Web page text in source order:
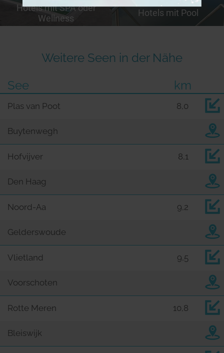
Hotels mit SPA oder
Wellness
Hotels mit Pool
Weitere Seen in der Nähe
See
km
Plas van Poot 8,0
Buytenwegh
Hofvijver 8,1
Den Haag
Noord-Aa 9,2
Gelderswoude
Vlietland 9,5
Voorschoten
Rotte Meren 10,8
Bleiswijk